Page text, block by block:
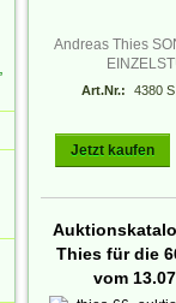
Andreas Thies
Art.Nr.: 4380 S
Jetzt kaufen
Thies für die
vom